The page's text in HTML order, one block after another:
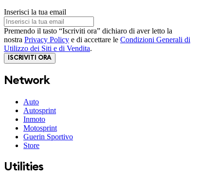
Inserisci la tua email
Premendo il tasto “Iscriviti ora” dichiaro di aver letto la
nostra Privacy Policy e di accettare le Condizioni Generali di
Utilizzo dei Siti e di Vendita.
ISCRIVITI ORA
Network
Auto
Autosprint
Inmoto
Motosprint
Guerin Sportivo
Store
Utilities